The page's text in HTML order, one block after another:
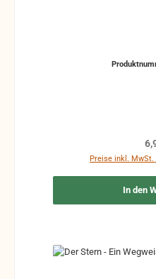
Preise inkl. MwSt.
In den